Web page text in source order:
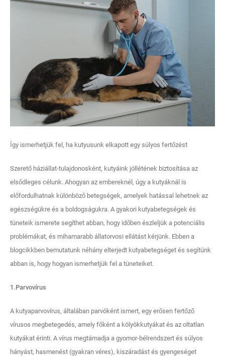
Így ismerhetjük fel, ha kutyusunk elkapott egy súlyos fertőzést
Szerető háziállat-tulajdonosként, kutyáink jóllétének biztosítása az
elsődleges célunk. Ahogyan az embereknél, úgy a kutyáknál is
előfordulhatnak különböző betegségek, amelyek hatással lehetnek az
egészségükre és a boldogságukra. A gyakori kutyabetegségek és
tüneteik ismerete segíthet abban, hogy időben észleljük a potenciális
problémákat, és mihamarabb állatorvosi ellátást kérjünk. Ebben a
blogcikkben bemutatunk néhány elterjedt kutyabetegséget és segítünk
abban is, hogy hogyan ismerhetjük fel a tüneteiket.
1.Parvovírus
A kutyaparvovírus, általában parvóként ismert, egy erősen fertőző
vírusos megbetegedés, amely főként a kölyökkutyákat és az oltatlan
kutyákat érinti. A vírus megtámadja a gyomor-bélrendszert és súlyos
hányást, hasmenést (gyakran véres), kiszáradást és gyengeséget